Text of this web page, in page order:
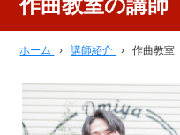
ホーム › 講師紹介 › 作曲教室